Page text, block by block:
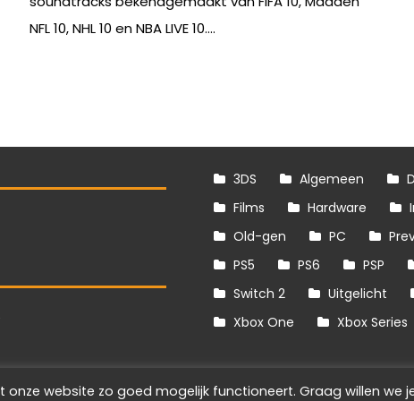
NFL 10, NHL 10 en NBA LIVE 10....
3DS Algemeen
Films
Hardware
Old-gen
PC
PS5
PS6 PSP
Switch 2
Uitgelicht
Xbox One
Xbox Series
website zo goed mogelijk functioneert. Graag willen we